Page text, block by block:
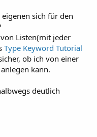
sich für den
Listen(mit jeder
Type Keyword Tutorial
ob ich von einer
kann.
deutlich